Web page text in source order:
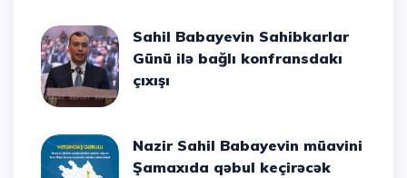
Sahil Babayevin Sahibkarlar
Günü ilə bağlı konfransdakı
çıxışı
Nazir Sahil Babayevin müavini
Şamaxıda qəbul keçirəcək